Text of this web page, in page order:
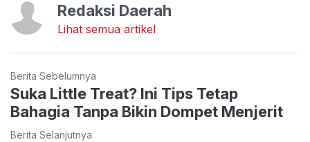
Redaksi Daerah
Lihat semua artikel
Berita Sebelumnya
Suka Little Treat? Ini Tips Tetap
Bahagia Tanpa Bikin Dompet Menjerit
Berita Selanjutnya